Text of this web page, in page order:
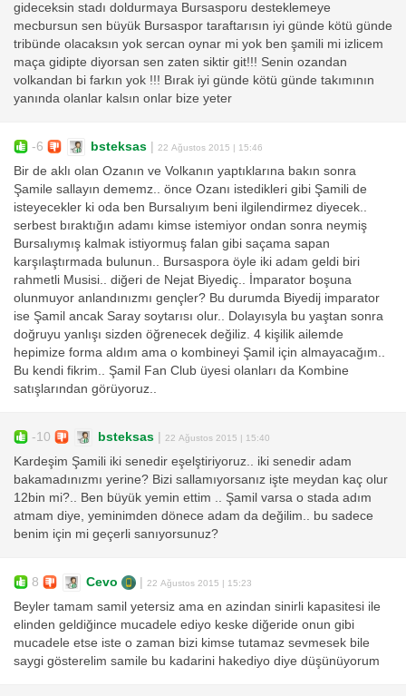
gideceksin stadı doldurmaya Bursasporu desteklemeye
mecbursun sen büyük Bursaspor taraftarısın iyi günde kötü günde
tribünde olacaksın yok sercan oynar mi yok ben şamili mi izlicem
maça gidipte diyorsan sen zaten siktir git!!! Senin ozandan
volkandan bi farkın yok !!! Bırak iyi günde kötü günde takımının
yanında olanlar kalsın onlar bize yeter
-6 bsteksas 22 Ağustos 2015 | 15:46
Bir de aklı olan Ozanın ve Volkanın yaptıklarına bakın sonra
Şamile sallayın dememz.. önce Ozanı istedikleri gibi Şamili de
isteyecekler ki oda ben Bursalıyım beni ilgilendirmez diyecek..
serbest bıraktığın adamı kimse istemiyor ondan sonra neymiş
Bursalıymış kalmak istiyormuş falan gibi saçama sapan
karşılaştırmada bulunun.. Bursaspora öyle iki adam geldi biri
rahmetli Musisi.. diğeri de Nejat Biyediç.. İmparator boşuna
olunmuyor anlandınızmı gençler? Bu durumda Biyedij imparator
ise Şamil ancak Saray soytarısı olur.. Dolayısyla bu yaştan sonra
doğruyu yanlışı sizden öğrenecek değiliz. 4 kişilik ailemde
hepimize forma aldım ama o kombineyi Şamil için almayacağım..
Bu kendi fikrim.. Şamil Fan Club üyesi olanları da Kombine
satışlarından görüyoruz..
-10 bsteksas 22 Ağustos 2015 | 15:40
Kardeşim Şamili iki senedir eşelştiriyoruz.. iki senedir adam
bakamadınızmı yerine? Bizi sallamıyorsanız işte meydan kaç olur
12bin mi?.. Ben büyük yemin ettim .. Şamil varsa o stada adım
atmam diye, yeminimden dönece adam da değilim.. bu sadece
benim için mi geçerli sanıyorsunuz?
8 Cevo 22 Ağustos 2015 | 15:23
Beyler tamam samil yetersiz ama en azindan sinirli kapasitesi ile
elinden geldiğince mucadele ediyo keske diğeride onun gibi
mucadele etse iste o zaman bizi kimse tutamaz sevmesek bile
saygi gösterelim samile bu kadarini hakediyo diye düşünüyorum